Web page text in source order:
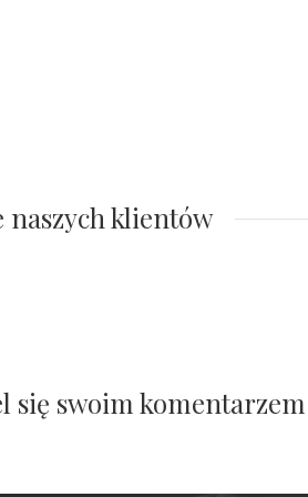
naszych klientów
się swoim